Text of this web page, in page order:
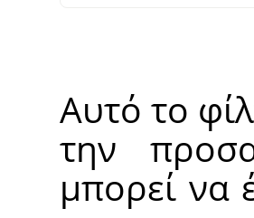
Αυτό το
την
μπορεί να